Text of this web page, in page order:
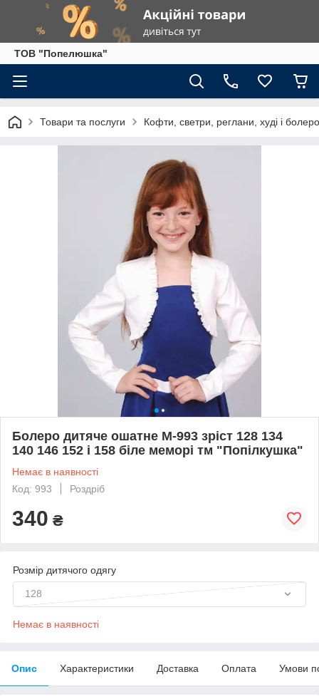
ТОВ "Попелюшка"
Товари та послуги Кофти, светри, реглани, худі і
Болеро дитяче ошатне М-993 зріст 128 134
140 146 152 і 158 біле меморі тм "Попілкушка"
Немає в наявності
Код: 993
Роздріб
340 ₴
Розмір дитячого одягу
128
Немає в наявності
Опис Характеристики Доставка Оплата Умови